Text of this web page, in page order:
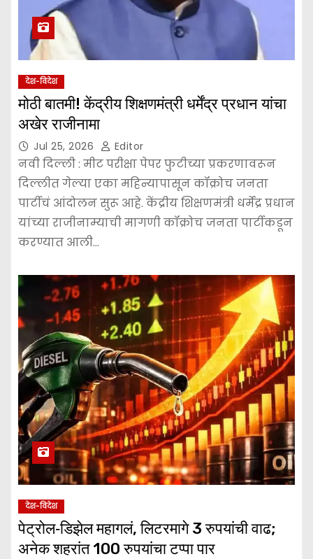
देश-विदेश
मोठी बातमी! केंद्रीय शिक्षणमंत्री धर्मेंद्र प्रधान यांचा
अखेर राजीनामा
Jul 25, 2026 Editor
नवी दिल्ली : मीट परीक्षा पेपर फुटीच्या प्रकरणावरून
दिल्लीत गेल्या एका महिन्यापासून कॉक्रोच जनता
पार्टीचं आंदोलन सुरू आहे. केंद्रीय शिक्षणमंत्री धर्मेंद्र प्रधान
यांच्या राजीनाम्याची मागणी कॉक्रोच जनता पार्टीकडून
करण्यात आली…
देश-विदेश
पेट्रोल‑डिझेल महागलं, लिटरमागे 3 रुपयांची वाढ;
अनेक शहरांत 100 रुपयांचा टप्पा पार